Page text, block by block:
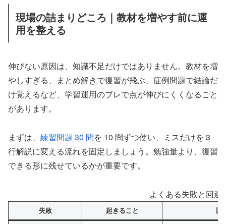
現場の詰まりどころ｜教材を増やす前に運
用を整える
伸びない原因は、知識不足だけではありません。教材を増
やしすぎる、まとめ解きで復習が飛ぶ、症例問題で結論だ
け覚えるなど、学習運用のブレで点が伸びにくくなること
があります。
まずは、 練習問題 30 問を 10 問ずつ使い、ミスだけを 3
行解説に変える流れを固定しましょう。勉強量より、復習
できる形に残せているかが重要です。
よくある失敗と回避
失敗 起きること 回